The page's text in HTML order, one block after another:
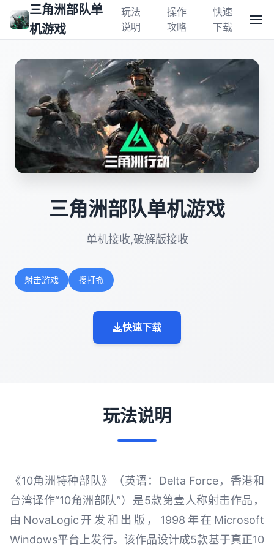
三角洲部队单
机游戏
玩法
说明
操作
攻略
快速
下载
三角洲部队单机游戏
单机接收,破解版接收
射击游戏 搜打撤
快速下载
玩法说明
《10角洲特种部队》（英语：Delta Force，香港和
台湾译作“10角洲部队”）是5款第壹人称射击作品，
由NovaLogic开发和出版，1998年在Microsoft
Windows平台上发行。该作品设计成5款基于真正10